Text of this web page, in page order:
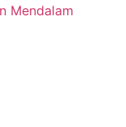
Mendalam